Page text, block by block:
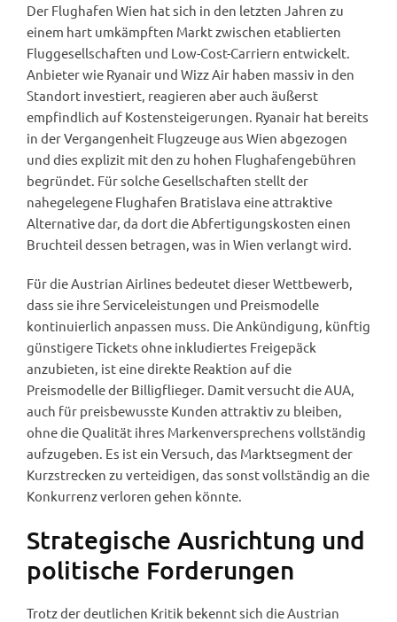
Der Flughafen Wien hat sich in den letzten Jahren zu
einem hart umkämpften Markt zwischen etablierten
Fluggesellschaften und Low-Cost-Carriern entwickelt.
Anbieter wie Ryanair und Wizz Air haben massiv in den
Standort investiert, reagieren aber auch äußerst
empfindlich auf Kostensteigerungen. Ryanair hat bereits
in der Vergangenheit Flugzeuge aus Wien abgezogen
und dies explizit mit den zu hohen Flughafengebühren
begründet. Für solche Gesellschaften stellt der
nahegelegene Flughafen Bratislava eine attraktive
Alternative dar, da dort die Abfertigungskosten einen
Bruchteil dessen betragen, was in Wien verlangt wird.
Für die Austrian Airlines bedeutet dieser Wettbewerb,
dass sie ihre Serviceleistungen und Preismodelle
kontinuierlich anpassen muss. Die Ankündigung, künftig
günstigere Tickets ohne inkludiertes Freigepäck
anzubieten, ist eine direkte Reaktion auf die
Preismodelle der Billigflieger. Damit versucht die AUA,
auch für preisbewusste Kunden attraktiv zu bleiben,
ohne die Qualität ihres Markenversprechens vollständig
aufzugeben. Es ist ein Versuch, das Marktsegment der
Kurzstrecken zu verteidigen, das sonst vollständig an die
Konkurrenz verloren gehen könnte.
Strategische Ausrichtung und
politische Forderungen
Trotz der deutlichen Kritik bekennt sich die Austrian